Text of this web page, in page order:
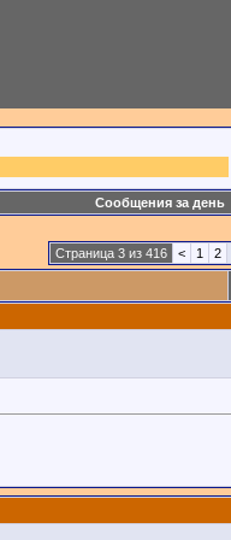
Сообщения за день
Страница 3 из 416 < 1 2